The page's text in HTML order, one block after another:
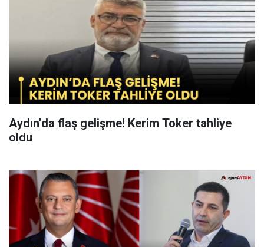
Aydın’da flaş gelişme! Kerim Toker tahliye
oldu